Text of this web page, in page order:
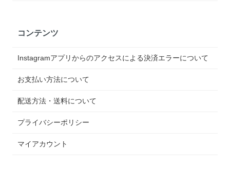
コンテンツ
Instagramアプリからのアクセスによる決済エラーについて
お支払い方法について
配送方法・送料について
プライバシーポリシー
マイアカウント